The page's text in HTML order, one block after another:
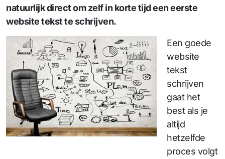
natuurlijk direct om zelf in korte tijd een eerste
website tekst te schrijven.
Een goede
website
tekst
schrijven
gaat het
best als je
altijd
hetzelfde
proces volgt